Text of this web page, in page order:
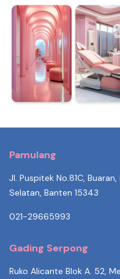
Pamulang
Jl. Puspitek No.81C,
Selatan, Banten 15343
021-29665993
Gading Serpong
Ruko Alicante Blok A. 52,